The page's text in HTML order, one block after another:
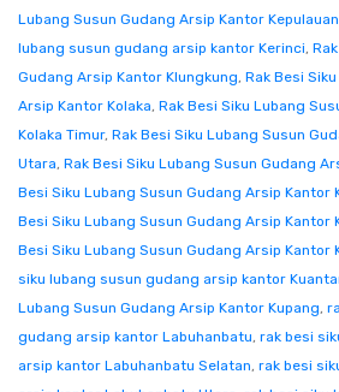
Lubang Susun Gudang Arsip Kantor Kepulauan
lubang susun gudang arsip kantor Kerinci,
Gudang Arsip Kantor Klungkung, Rak Besi
Arsip Kantor Kolaka, Rak Besi Siku Lubang
Kolaka Timur, Rak Besi Siku Lubang Susun
Utara, Rak Besi Siku Lubang Susun Gudang
Besi Siku Lubang Susun Gudang Arsip Kantor
Besi Siku Lubang Susun Gudang Arsip Kantor
Besi Siku Lubang Susun Gudang Arsip Kantor
siku lubang susun gudang arsip kantor
Lubang Susun Gudang Arsip Kantor Kupang,
gudang arsip kantor Labuhanbatu, rak besi
arsip kantor Labuhanbatu Selatan, rak besi